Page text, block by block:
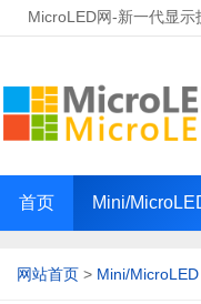
MicroLED网-新一代显
首页 Mini/
网站首页 > Mini/MicroLED